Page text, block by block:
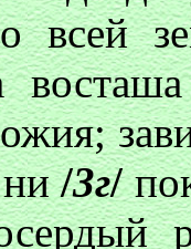
всей
ни/3г/